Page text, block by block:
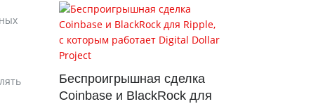
Беспроигрышная сделка
Coinbase и BlackRock для